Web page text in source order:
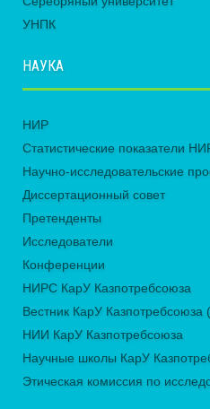
УНПК
НАУКА
НИР
Статистические показатели
Научно-исследовательские
Диссертационный совет
Претенденты
Исследователи
Конференции
НИРС КарУ Казпотребсоюза
Вестник КарУ Казпотребсоюза
НИИ КарУ Казпотребсоюза
Научные школы КарУ
Этическая комиссия по